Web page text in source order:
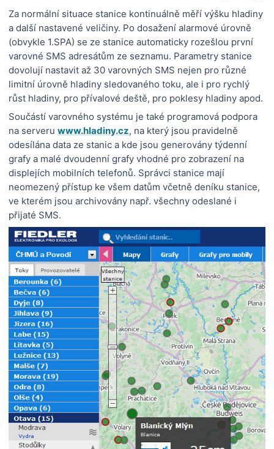
Za normální situace stanice kontinuálně měří výšku hladiny
a další nastavené veličiny. Po dosažení alarmové úrovně
(obvykle 1.SPA) se ze stanice automaticky rozešlou první
varovné SMS adresátům ze seznamu. Parametry stanice
dovolují nastavit až 30 varovných SMS nejen pro různé
limitní úrovně hladiny sledovaného toku, ale i pro rychlý
růst hladiny, pro přívalové deště, pro poklesy hladiny apod.
Součástí varovného systému je také programová podpora
na serveru www.hladiny.cz, na který jsou pravidelně
odesílána data ze stanic a kde jsou generovány týdenní
grafy a malé dvoudenní grafy vhodné pro zobrazení na
displejích mobilních telefonů. Správci stanice mají
neomezený přístup ke všem datům včetně deníku stanice,
ve kterém jsou archivovány např. všechny odeslané i
přijaté SMS.